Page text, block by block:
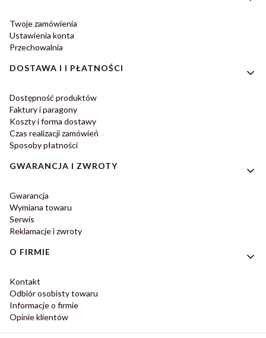
Twoje zamówienia
Ustawienia konta
Przechowalnia
DOSTAWA I I PŁATNOŚCI
Dostępność produktów
Faktury i paragony
Koszty i forma dostawy
Czas realizacji zamówień
Sposoby płatności
GWARANCJA I ZWROTY
Gwarancja
Wymiana towaru
Serwis
Reklamacje i zwroty
O FIRMIE
Kontakt
Odbiór osobisty towaru
Informacje o firmie
Opinie klientów